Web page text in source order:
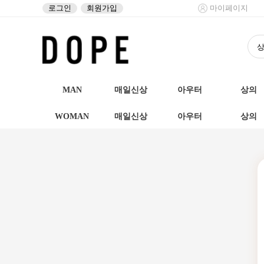
로그인 회원가입 마이페이지
MAN 매일신상 아우터 상의
WOMAN 매일신상 아우터 상의